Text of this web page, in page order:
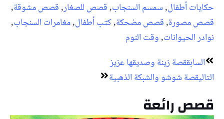
حكايات أطفال,سمسم السنجاب,قصص للصغار,قصص مشوقة,
قصص مصورة,قصص مضحكة,كتب أطفال,مغامرات السنجاب,
نوادر الحيوانات,وقت النوم
Prev
السابققصة زينة وصديقها عزيز
التاليقصة شوشو والشبكة الذهبية
قصص رائعة